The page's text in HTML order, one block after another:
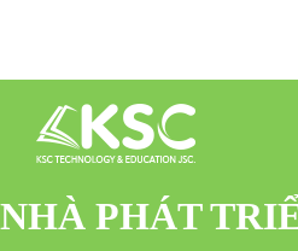
NHÀ PHÁT